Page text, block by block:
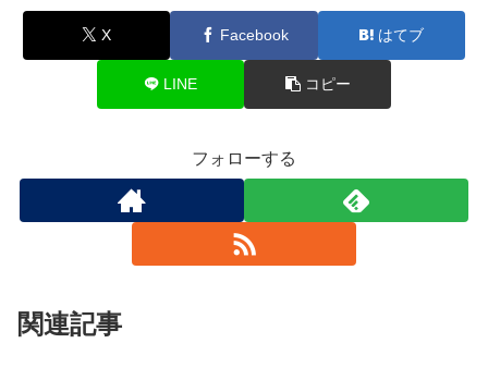
X Facebook はてブ
LINE コピー
フォローする
関連記事